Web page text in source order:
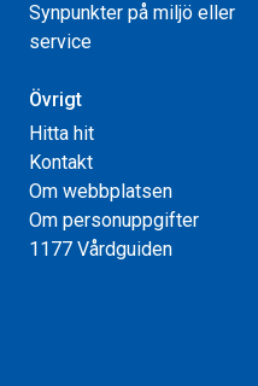
Synpunkter på miljö eller
service
Övrigt
Hitta hit
Kontakt
Om webbplatsen
Om personuppgifter
1177 Vårdguiden